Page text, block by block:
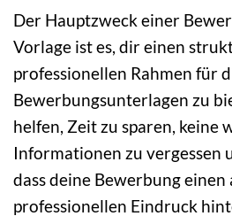
Der Hauptzweck einer
Vorlage ist es, dir einen
professionellen Rahmen für
Bewerbungsunterlagen zu
helfen, Zeit zu sparen, keine
Informationen zu vergessen
dass deine Bewerbung
professionellen Eindruck